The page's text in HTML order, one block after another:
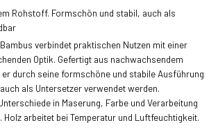
Rohstoff. Formschön und stabil, auch als
verbindet praktischen Nutzen mit einer
Optik. Gefertigt aus nachwachsendem
durch seine formschöne und stabile Ausführung
als Untersetzer verwendet werden.
in Maserung, Farbe und Verarbeitung
Holz arbeitet bei Temperatur und Luftfeuchtigkeit.